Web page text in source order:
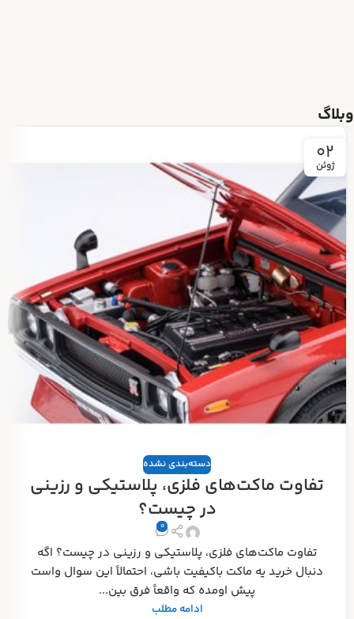
وبلاگ
02
ژوئن
دسته‌بندی نشده
تفاوت ماکت‌های فلزی، پلاستیکی و رزینی
در چیست؟
0
تفاوت ماکت‌های فلزی، پلاستیکی و رزینی در چیست؟ اگه
دنبال خرید یه ماکت باکیفیت باشی، احتمالاً این سوال واست
پیش اومده که واقعاً فرق بین...
ادامه مطلب